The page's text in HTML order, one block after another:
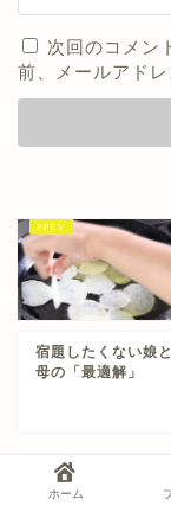
次回のコメン
前、メールアドレ
宿題したくない娘
母の「最適解」
ホーム